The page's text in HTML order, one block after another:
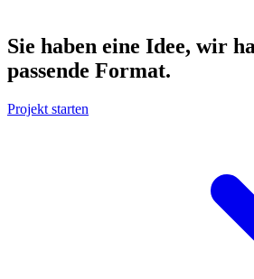
Sie haben eine Idee, wir
passende Format.
Projekt starten